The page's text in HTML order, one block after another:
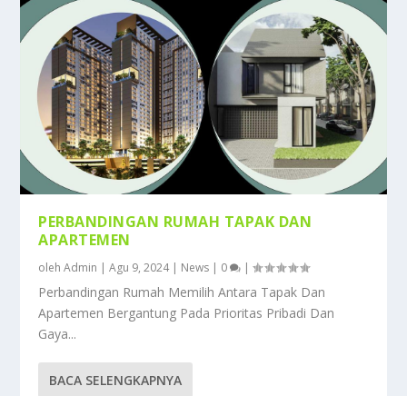
PERBANDINGAN RUMAH TAPAK DAN
APARTEMEN
olehAdmin |Agu 9, 2024| News | 0 |
Perbandingan Rumah Memilih Antara Tapak Dan
Apartemen Bergantung Pada Prioritas Pribadi Dan
Gaya...
BACA SELENGKAPNYA